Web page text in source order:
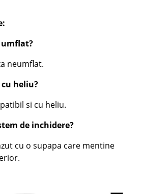
umflat?
neumflat.
heliu?
si cu heliu.
de inchidere?
cu o supapa care mentine